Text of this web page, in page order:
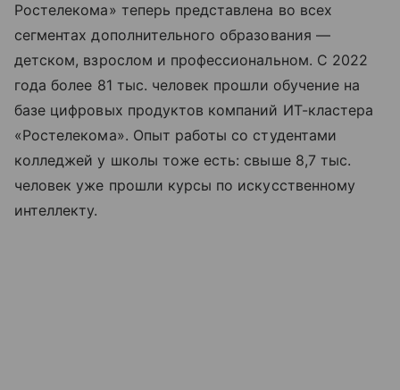
Ростелекома» теперь представлена во всех
сегментах дополнительного образования —
детском, взрослом и профессиональном. С 2022
года более 81 тыс. человек прошли обучение на
базе цифровых продуктов компаний ИТ-кластера
«Ростелекома». Опыт работы со студентами
колледжей у школы тоже есть: свыше 8,7 тыс.
человек уже прошли курсы по искусственному
интеллекту.